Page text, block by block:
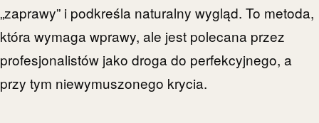
„zaprawy” i podkreśla naturalny wygląd. To metoda,
która wymaga wprawy, ale jest polecana przez
profesjonalistów jako droga do perfekcyjnego, a
przy tym niewymuszonego krycia.